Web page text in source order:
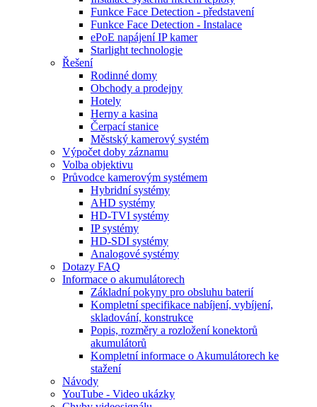
Funkce Face Detection - představení
Funkce Face Detection - Instalace
ePoE napájení IP kamer
Starlight technologie
Řešení
Rodinné domy
Obchody a prodejny
Hotely
Herny a kasina
Čerpací stanice
Městský kamerový systém
Výpočet doby záznamu
Volba objektivu
Průvodce kamerovým systémem
Hybridní systémy
AHD systémy
HD-TVI systémy
IP systémy
HD-SDI systémy
Analogové systémy
Dotazy FAQ
Informace o akumulátorech
Základní pokyny pro obsluhu baterií
Kompletní specifikace nabíjení, vybíjení,
skladování, konstrukce
Popis, rozměry a rozložení konektorů
akumulátorů
Kompletní informace o Akumulátorech ke
stažení
Návody
YouTube - Video ukázky